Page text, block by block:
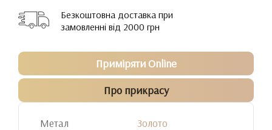
Безкоштовна доставка при
замовленні від 2000 грн
Приміряти Online
Про прикрасу
Метал
Золото